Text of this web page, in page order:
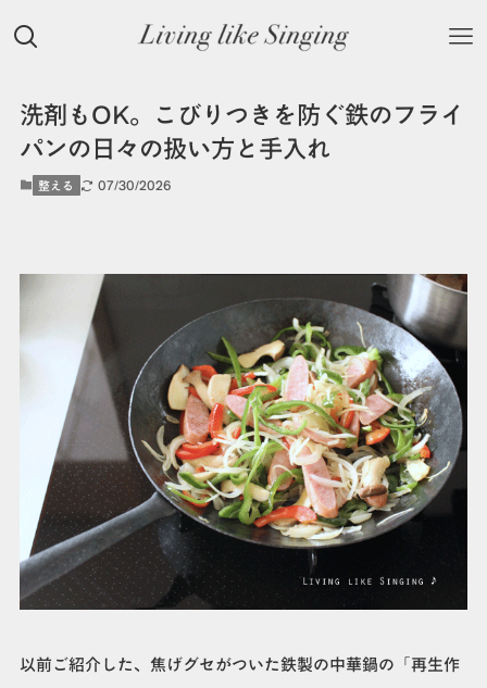
洗剤もOK。こびりつきを防ぐ鉄のフライ
パンの日々の扱い方と手入れ
整える 07/30/2026
以前ご紹介した、焦げグセがついた鉄製の中華鍋の「再生作